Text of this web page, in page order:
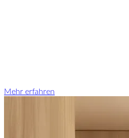
Mehr erfahren